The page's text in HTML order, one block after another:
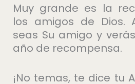
Muy grande es la
los amigos de Dios.
seas Su amigo y
año de recompensa.
¡No temas, te dice tu